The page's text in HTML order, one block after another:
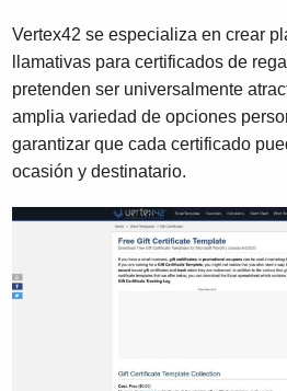
Vertex42 se especializa en crear
llamativas para certificados de
pretenden ser universalmente
amplia variedad de opciones
garantizar que cada certificado
ocasión y destinatario.